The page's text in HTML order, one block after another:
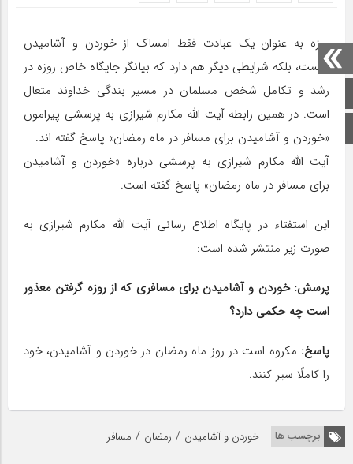
صفحه اصلی
روزه به عنوان یک عبادت فقط امساک از خوردن و آشامیدن
نیست، بلکه شرایطی دیگر هم دارد که بیانگر جایگاه خاص روزه در
رشد و تکامل شخص مسلمان در مسیر بندگی خداوند متعال
است. در همین رابطه آیت الله مکارم شیرازی به پرسشی پیرامون
«خوردن و آشامیدن برای مسافر در ماه رمضان» پاسخ گفته اند.
آیت الله مکارم شیرازی به پرسشی درباره «خوردن و آشامیدن
برای مسافر در ماه رمضان» پاسخ گفته است.
این استفتاء در پایگاه اطلاع رسانی آیت الله مکارم شیرازی به
صورت زیر منتشر شده است:
پرسش: خوردن و آشامیدن برای مسافری که از روزه گرفتن معذور
است چه حکمی دارد؟
پاسخ: مکروه است در روز ماه رمضان در خوردن و آشامیدن، خود
را کاملًا سیر کنند.
برچسب ها خوردن و آشامیدن / رمضان / مسافر